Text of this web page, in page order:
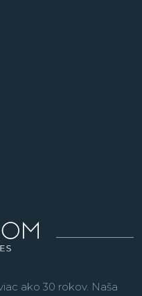
ako 30 rokov. Naša